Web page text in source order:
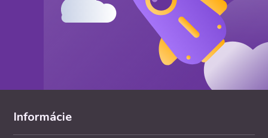
Informácie